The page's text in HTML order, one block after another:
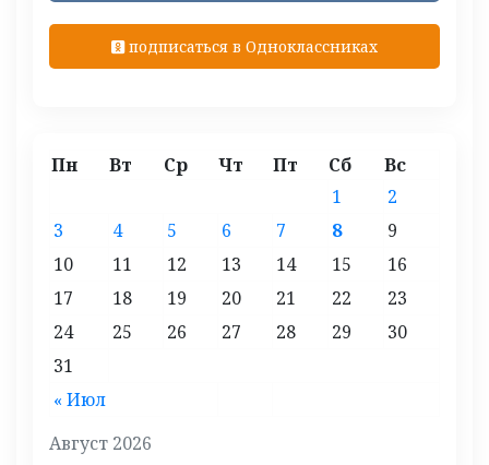
подписаться в Одноклассниках
Август 2026
Пн Вт Ср Чт Пт Сб Вс
« Июл
1
2
3
4 5 6 7 8
9
10
11 12 13 14 15
16
17
18 19 20 21 22
23
24
25 26 27 28 29
30
31